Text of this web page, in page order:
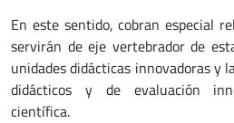
En este sentido, cobran especial
servirán de eje vertebrador de
unidades didácticas innovadoras y
didácticos y de evaluación
científica.